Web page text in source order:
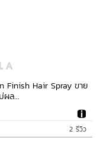
Finish Hair Spray ขาย
ผล...
2 รีวิว